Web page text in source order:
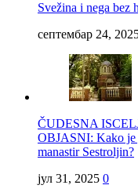
Svežina i nega bez
септембар 24,
ČUDESNA
OBJASNI: Kako je
manastir Sestroljin?
јул 31, 2025 0